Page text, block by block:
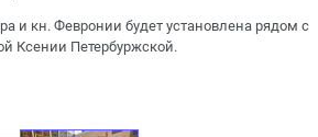
и кн. Февронии будет установлена рядом с
Ксении Петербуржской.